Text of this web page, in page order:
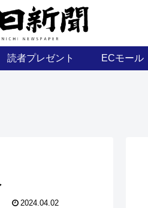
読者プレゼント ECモール
2024.04.02